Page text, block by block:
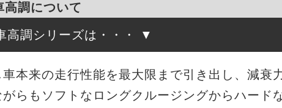
調について
調シリーズは・・・
本来の走行性能を最大限まで引き出し、減衰
らもソフトなロングクルージングからハード